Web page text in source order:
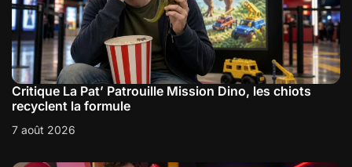
Critique La Pat’ Patrouille Mission Dino, les chiots
recyclent la formule
7 août 2026